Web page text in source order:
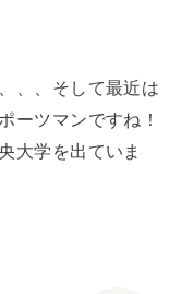
、、そして最近は
ーツマンですね！
大学を出ていま